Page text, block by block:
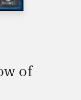
of